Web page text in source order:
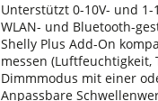
Unterstützt 0-10V- und
WLAN- und Bluetooth-
Shelly Plus Add-On
messen (Luftfeuchtigkeit,
Dimmmodus mit einer
Anpassbare